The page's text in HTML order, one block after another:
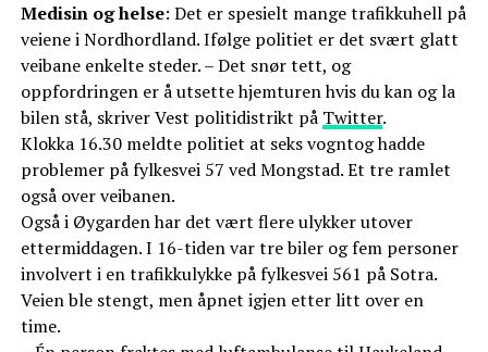
Medisin og helse: Det er spesielt mange trafikkuhell på
veiene i Nordhordland. Ifølge politiet er det svært glatt
veibane enkelte steder. – Det snør tett, og
oppfordringen er å utsette hjemturen hvis du kan og la
bilen stå, skriver Vest politidistrikt på Twitter.
Klokka 16.30 meldte politiet at seks vogntog hadde
problemer på fylkesvei 57 ved Mongstad. Et tre ramlet
også over veibanen.
Også i Øygarden har det vært flere ulykker utover
ettermiddagen. I 16-tiden var tre biler og fem personer
involvert i en trafikkulykke på fylkesvei 561 på Sotra.
Veien ble stengt, men åpnet igjen etter litt over en
time.